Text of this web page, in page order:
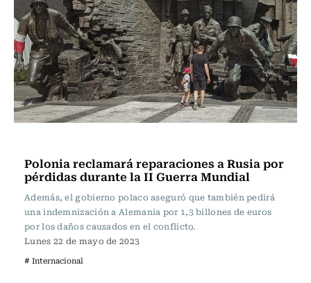
Polonia reclamará reparaciones a Rusia por
pérdidas durante la II Guerra Mundial
Además, el gobierno polaco aseguró que también pedirá
una indemnización a Alemania por 1,3 billones de euros
por los daños causados en el conflicto.
Lunes 22 de mayo de 2023
# Internacional